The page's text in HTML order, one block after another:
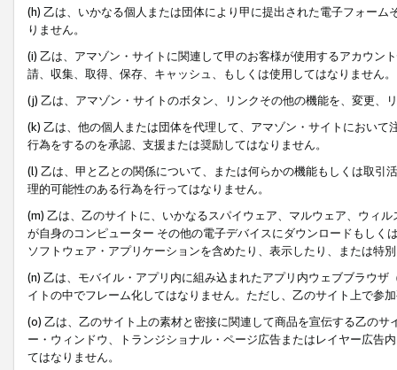
(h) 乙は、いかなる個人または団体により甲に提出された電子フォー
りません。
(i) 乙は、アマゾン・サイトに関連して甲のお客様が使用するアカウン
請、収集、取得、保存、キャッシュ、もしくは使用してはなりません。
(j) 乙は、アマゾン・サイトのボタン、リンクその他の機能を、変更、
(k) 乙は、他の個人または団体を代理して、アマゾン・サイトにおい
行為をするのを承認、支援または奨励してはなりません。
(l) 乙は、甲と乙との関係について、または何らかの機能もしくは取
理的可能性のある行為を行ってはなりません。
(m) 乙は、乙のサイトに、いかなるスパイウェア、マルウェア、ウィ
が自身のコンピューター その他の電子デバイスにダウンロードもし
ソフトウェア・アプリケーションを含めたり、表示したり、または特
(n) 乙は、モバイル・アプリ内に組み込まれたアプリ内ウェブブラウ
イトの中でフレーム化してはなりません。ただし、乙のサイト上で参
(o) 乙は、乙のサイト上の素材と密接に関連して商品を宣伝する乙の
ー・ウィンドウ、トランジショナル・ページ広告またはレイヤー広告
てはなりません。